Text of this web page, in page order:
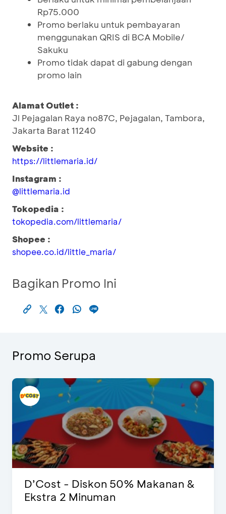
Rp75.000
Promo berlaku untuk pembayaran
menggunakan QRIS di BCA Mobile/
Sakuku
Promo tidak dapat di gabung dengan
promo lain
Alamat Outlet :
Jl Pejagalan Raya no87C, Pejagalan, Tambora,
Jakarta Barat 11240
Website :
https://littlemaria.id/
Instagram :
@littlemaria.id
Tokopedia :
tokopedia.com/littlemaria/
Shopee :
shopee.co.id/little_maria/
Bagikan Promo Ini
Promo Serupa
D’Cost - Diskon 50% Makanan &
Ekstra 2 Minuman